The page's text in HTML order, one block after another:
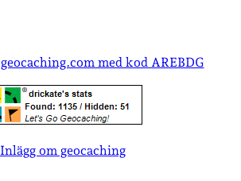
Inlägg om geocaching